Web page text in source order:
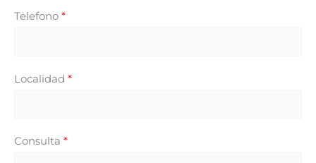
Telefono *
Localidad *
Consulta *